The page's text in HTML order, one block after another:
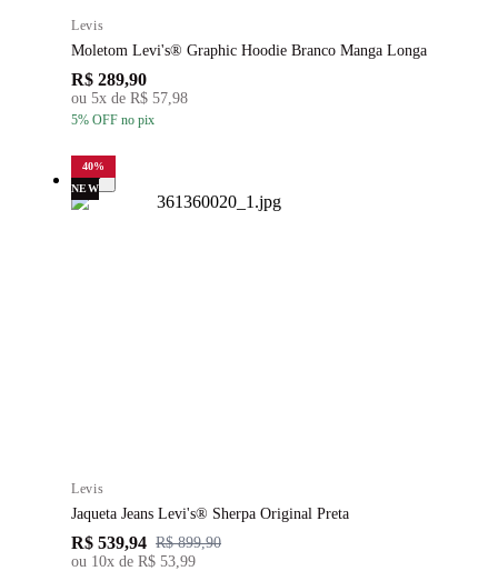
Levis
Moletom Levi's® Graphic Hoodie Branco Manga Longa
R$ 289,90
ou 5x de R$ 57,98
5% OFF no pix
40%
NEW
Levis
Jaqueta Jeans Levi's® Sherpa Original Preta
R$ 539,94 R$ 899,90
ou 10x de R$ 53,99